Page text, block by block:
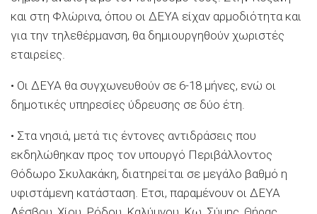
και στη Φλώρινα, όπου οι ΔΕΥΑ είχαν αρμοδιότητα και
για την τηλεθέρμανση, θα δημιουργηθούν χωριστές
εταιρείες.
• Οι ΔΕΥΑ θα συγχωνευθούν σε 6-18 μήνες, ενώ οι
δημοτικές υπηρεσίες ύδρευσης σε δύο έτη.
• Στα νησιά, μετά τις έντονες αντιδράσεις που
εκδηλώθηκαν προς τον υπουργό Περιβάλλοντος
Θόδωρο Σκυλακάκη, διατηρείται σε μεγάλο βαθμό η
υφιστάμενη κατάσταση. Ετσι, παραμένουν οι ΔΕΥΑ